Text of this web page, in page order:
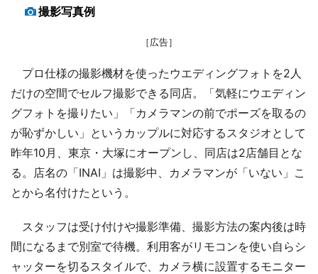
撮影写真例
［広告］
プロ仕様の撮影機材を使ったウエディングフォトを2人
だけの空間でセルフ撮影できる同店。「気軽にウエディン
グフォトを撮りたい」「カメラマンの前でポーズを取るの
が恥ずかしい」というカップルに対応するスタジオとして
昨年10月、東京・大塚にオープンし、同店は2店舗目とな
る。店名の「INAI」は撮影中、カメラマンが「いない」こ
とから名付けたという。
スタッフは受け付けや撮影準備、撮影方法の案内後は時
間になるまで別室で待機。利用客がリモコンを使い自らシ
ャッターを切るスタイルで、カメラ横に設置するモニター